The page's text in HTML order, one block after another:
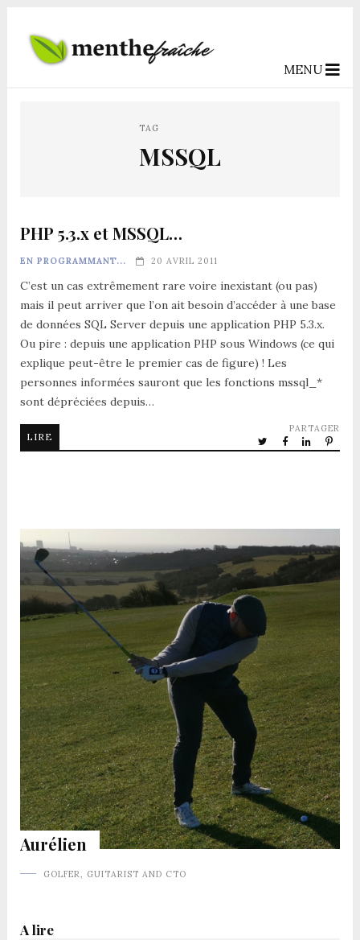
MENU
TAG
MSSQL
PHP 5.3.x et MSSQL…
EN PROGRAMMANT... 20 AVRIL 2011
C’est un cas extrêmement rare voire inexistant (ou pas)
mais il peut arriver que l’on ait besoin d’accéder à une base
de données SQL Server depuis une application PHP 5.3.x.
Ou pire : depuis une application PHP sous Windows (ce qui
explique peut-être le premier cas de figure) ! Les
personnes informées sauront que les fonctions mssql_*
sont dépréciées depuis…
LIRE
PARTAGER
Aurélien
GOLFER, GUITARIST AND CTO
A lire